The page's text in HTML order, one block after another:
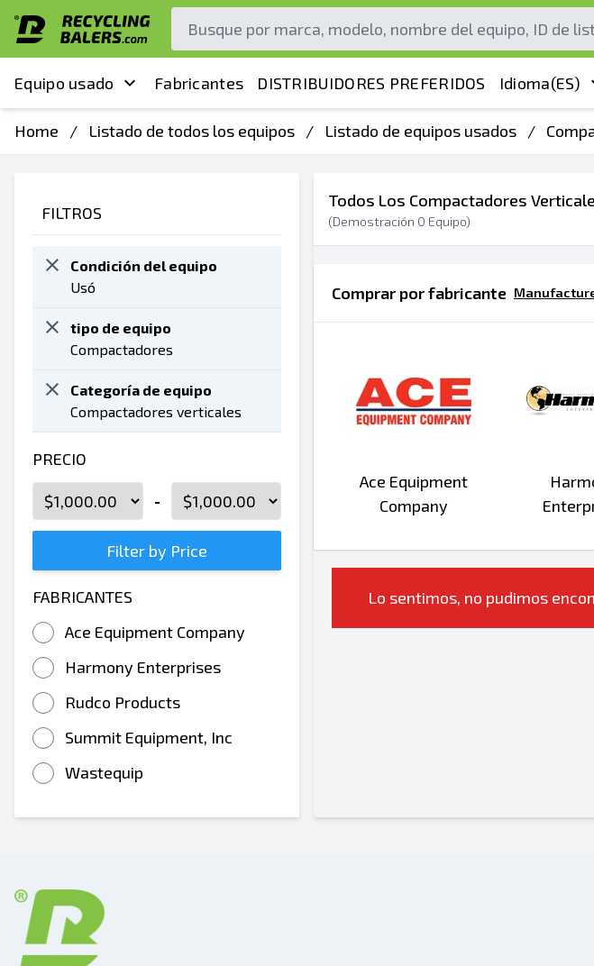
Equipo usado Fabricantes DISTRIBUIDORES PREFERIDOS Idioma(ES)
Home / Listado de todos los equipos / Listado de equipos usados /
FILTROS
Condición del equipo
Usó
tipo de equipo
Compactadores
Categoría de equipo
Compactadores verticales
PRECIO
-
Filter by Price
FABRICANTES
Ace Equipment Company
Harmony Enterprises
Rudco Products
Summit Equipment, Inc
Wastequip
Todos Los Compactadores
(Demostración 0 Equipo)
Comprar por fabricante
Ace Equipment
Company
Lo sentimos, no pudimos